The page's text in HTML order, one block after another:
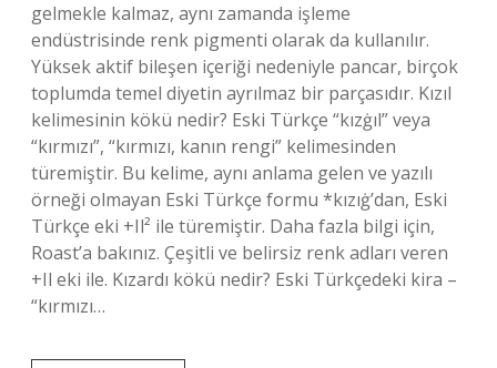
gelmekle kalmaz, aynı zamanda işleme
endüstrisinde renk pigmenti olarak da kullanılır.
Yüksek aktif bileşen içeriği nedeniyle pancar, birçok
toplumda temel diyetin ayrılmaz bir parçasıdır. Kızıl
kelimesinin kökü nedir? Eski Türkçe “kızġıl” veya
“kırmızı”, “kırmızı, kanın rengi” kelimesinden
türemiştir. Bu kelime, aynı anlama gelen ve yazılı
örneği olmayan Eski Türkçe formu *kızıġ’dan, Eski
Türkçe eki +Il² ile türemiştir. Daha fazla bilgi için,
Roast’a bakınız. Çeşitli ve belirsiz renk adları veren
+Il eki ile. Kızardı kökü nedir? Eski Türkçedeki kira –
“kırmızı…